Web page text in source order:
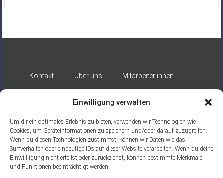
Einwilligung verwalten
Um dir ein optimales Erlebnis zu bieten, verwenden wir Technologien wie
Cookies, um Geräteinformationen zu speichern und/oder darauf zuzugreifen.
Wenn du diesen Technologien zustimmst, können wir Daten wie das
Surfverhalten oder eindeutige IDs auf dieser Website verarbeiten. Wenn du deine
Einwillligung nicht erteilst oder zurückziehst, können bestimmte Merkmale
und Funktionen beeinträchtigt werden.
Kontakt Über uns
Mitarbeiter:innen
Impressum
Datenschutz
Gefördert durch: